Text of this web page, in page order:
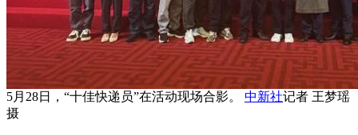
5月28日，“十佳快递员”在活动现场合影。 中新社记者 王梦瑶
摄